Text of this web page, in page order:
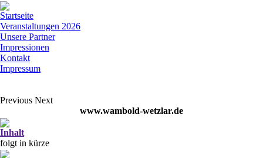
Startseite
Veranstaltungen 2026
Unsere Partner
Impressionen
Kontakt
Impressum
Previous Next
www.wambold-wetzlar.de
Inhalt
folgt in kürze